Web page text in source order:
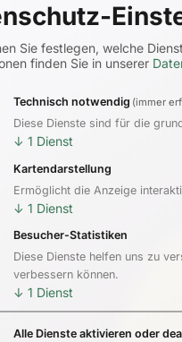
Sie festlegen, welche
finden Sie in unserer
Technisch notwendig (immer
Diese Dienste sind für die
↓ 1 Dienst
Kartendarstellung
Ermöglicht die Anzeige
↓ 1 Dienst
Besucher-Statistiken
Diese Dienste helfen uns zu
verbessern können.
↓ 1 Dienst
Alle Dienste aktivieren oder